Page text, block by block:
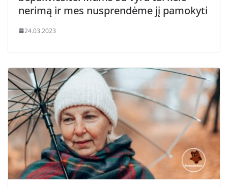
nerimą ir mes nusprendėme jį pamokyti
24.03.2023